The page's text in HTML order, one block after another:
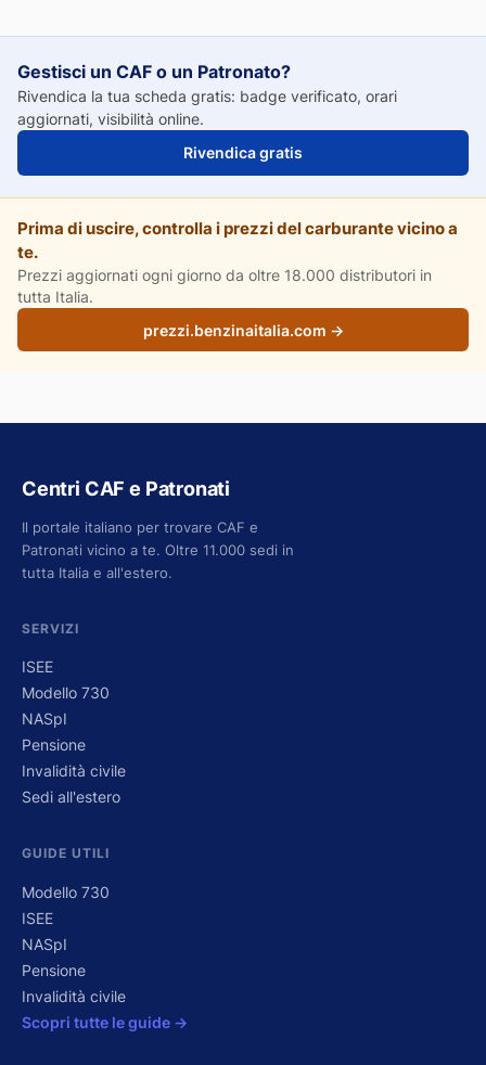
Gestisci un CAF o un Patronato?
Rivendica la tua scheda gratis: badge verificato, orari
aggiornati, visibilità online.
Rivendica gratis
Prima di uscire, controlla i prezzi del carburante vicino a
te.
Prezzi aggiornati ogni giorno da oltre 18.000 distributori in
tutta Italia.
prezzi.benzinaitalia.com →
Centri CAF e Patronati
Il portale italiano per trovare CAF e
Patronati vicino a te. Oltre 11.000 sedi in
tutta Italia e all'estero.
SERVIZI
ISEE
Modello 730
NASpI
Pensione
Invalidità civile
Sedi all'estero
GUIDE UTILI
Modello 730
ISEE
NASpI
Pensione
Invalidità civile
Scopri tutte le guide →